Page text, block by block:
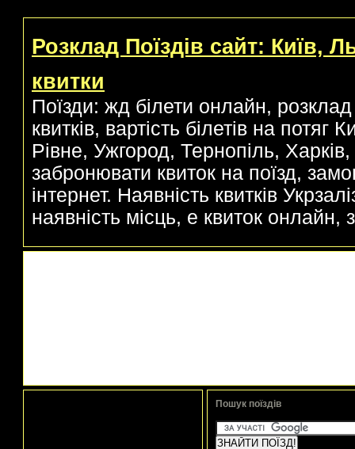
Розклад Поїздів сайт: Київ,
квитки
Поїзди: жд білети онлайн, розклад
квитків, вартість білетів на потяг
Рівне, Ужгород, Тернопіль,
забронювати квиток на поїзд,
інтернет. Наявність квитків
наявність місць, е квиток онлайн,
Пошук поїздів